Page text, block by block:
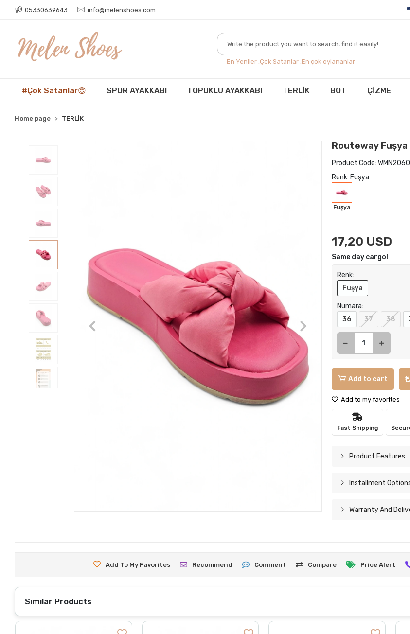
05330639643 info@melenshoes.com
En Yeniler ,Çok Satanlar ,En çok oylananlar
#Çok Satanlar😍 SPOR AYAKKABI TOPUKLU AYAKKABI TERLİK BOT ÇİZME
Home page TERLİK
Routeway Fuşya
Product Code: WMN2060
Renk: Fuşya
Fuşya
17,20 USD
Same day cargo!
Renk:
Fuşya
Numara:
36
37 38
Add to cart
Add to my favorites
Fast Shipping
Product Features
Installment
Warranty And
Add To My Favorites Recommend Comment Compare Price Alert
Similar Products